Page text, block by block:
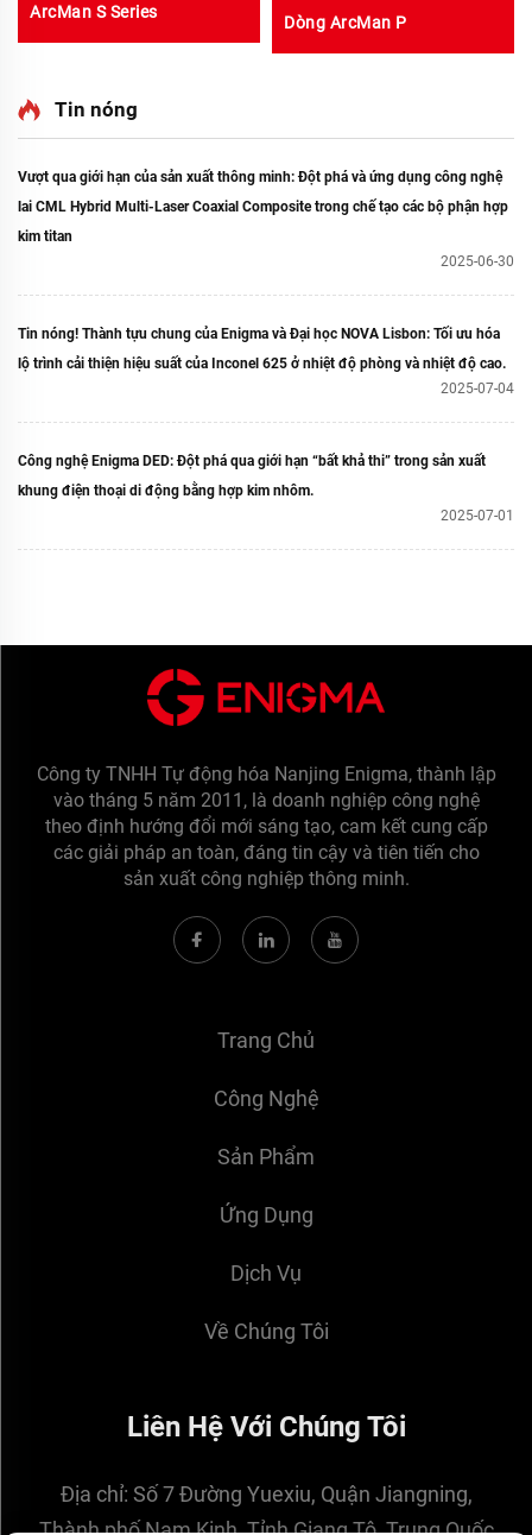
ArcMan S Series
Dòng ArcMan P
Tin nóng
Vượt qua giới hạn của sản xuất thông minh: Đột phá và ứng dụng công nghệ
lai CML Hybrid Multi-Laser Coaxial Composite trong chế tạo các bộ phận hợp
kim titan
2025-06-30
Tin nóng! Thành tựu chung của Enigma và Đại học NOVA Lisbon: Tối ưu hóa
lộ trình cải thiện hiệu suất của Inconel 625 ở nhiệt độ phòng và nhiệt độ cao.
2025-07-04
Công nghệ Enigma DED: Đột phá qua giới hạn “bất khả thi” trong sản xuất
khung điện thoại di động bằng hợp kim nhôm.
2025-07-01
Công ty TNHH Tự động hóa Nanjing Enigma, thành lập
vào tháng 5 năm 2011, là doanh nghiệp công nghệ
theo định hướng đổi mới sáng tạo, cam kết cung cấp
các giải pháp an toàn, đáng tin cậy và tiên tiến cho
sản xuất công nghiệp thông minh.
Trang Chủ
Công Nghệ
Sản Phẩm
Ứng Dụng
Dịch Vụ
Về Chúng Tôi
Liên Hệ Với Chúng Tôi
Địa chỉ: Số 7 Đường Yuexiu, Quận Jiangning,
Thành phố Nam Kinh, Tỉnh Giang Tô, Trung Quốc